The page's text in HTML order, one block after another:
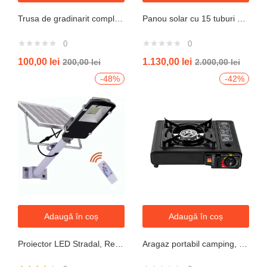
0
100,00 lei 200,00lei
0
1.130,00 lei 2.000,00lei
-48%
Adaugă în coș
-42%
Adaugă în coș